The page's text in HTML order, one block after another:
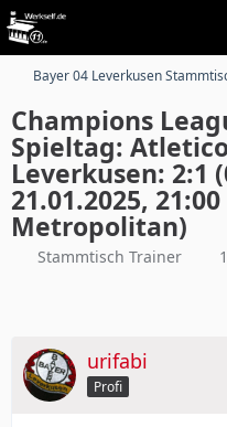
Bayer 04 Leverkusen
Champions
Spieltag:
Leverkusen: 2:1
21.01.2025,
Metropolitan)
Stammtisch Trainer
urifabi
Profi